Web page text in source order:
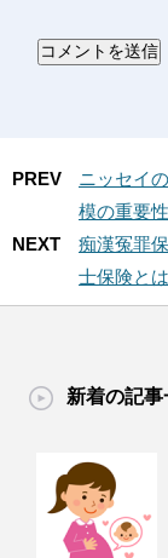
PREV
ニッセイ
模の重要性
NEXT
痴漢冤罪
士保険とは
新着の記事